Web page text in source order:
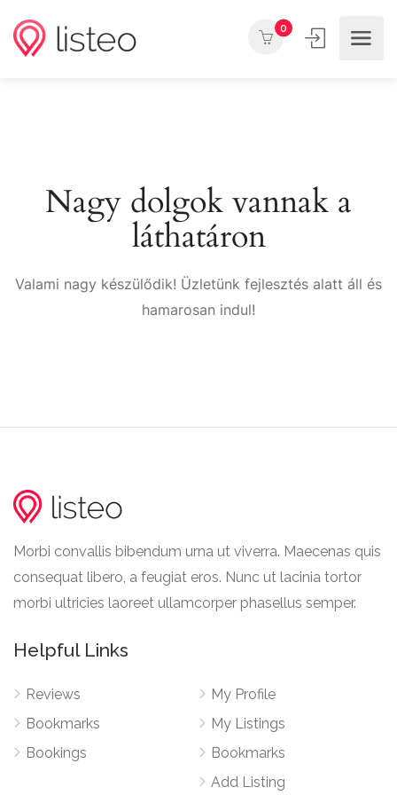
0
Nagy dolgok vannak a
láthatáron
Valami nagy készülődik! Üzletünk fejlesztés alatt áll és
hamarosan indul!
Morbi convallis bibendum urna ut viverra. Maecenas quis
consequat libero, a feugiat eros. Nunc ut lacinia tortor
morbi ultricies laoreet ullamcorper phasellus semper.
Helpful Links
Reviews
Bookmarks
Bookings
My Profile
My Listings
Bookmarks
Add Listing